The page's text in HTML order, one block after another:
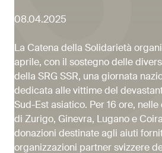
08.04.2025
La Catena della Solidarietà
aprile, con il sostegno delle
della SRG SSR, una giornata
dedicata alle vittime del
Sud-Est asiatico. Per 16 ore,
di Zurigo, Ginevra, Lugano e
donazioni destinate agli aiuti
organizzazioni partner svizzere